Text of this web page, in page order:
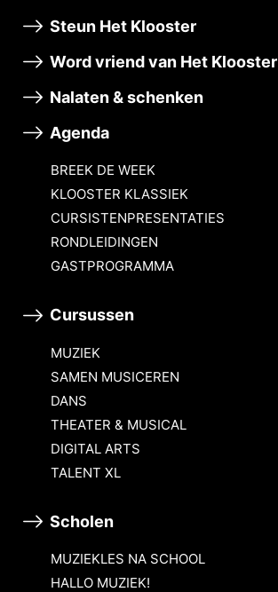
Steun Het Klooster
Word vriend van Het Klooster
Nalaten & schenken
Agenda
BREEK DE WEEK
KLOOSTER KLASSIEK
CURSISTENPRESENTATIES
RONDLEIDINGEN
GASTPROGRAMMA
Cursussen
MUZIEK
SAMEN MUSICEREN
DANS
THEATER & MUSICAL
DIGITAL ARTS
TALENT XL
Scholen
MUZIEKLES NA SCHOOL
HALLO MUZIEK!